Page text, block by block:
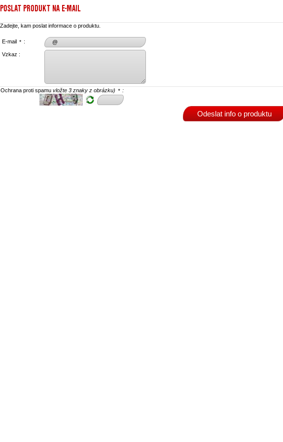
POSLAT PRODUKT NA E-MAIL
Zadejte, kam poslat informace o produktu.
E-mail * :
Vzkaz :
Ochrana proti spamu vložte 3 znaky z obrázku) * :